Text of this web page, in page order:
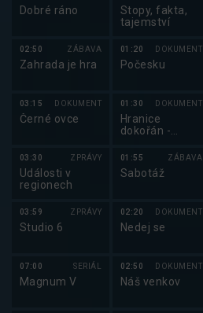
Dobré ráno
02:50 ZÁBAVA
Zahrada je hra
03:15 DOKUMENT
Černé ovce
03:30 ZPRÁVY
Události v
regionech
03:59 ZPRÁVY
Studio 6
07:00 SERIÁL
Magnum V
Stopy, fakta,
tajemství
01:20 DOKUMENT
Počesku
01:30 DOKUMENT
Hranice
dokořán -
polsko-czeskie
01:55 ZÁBAVA
Sabotáž
02:20 DOKUMENT
Nedej se
02:50 DOKUMENT
Náš venkov